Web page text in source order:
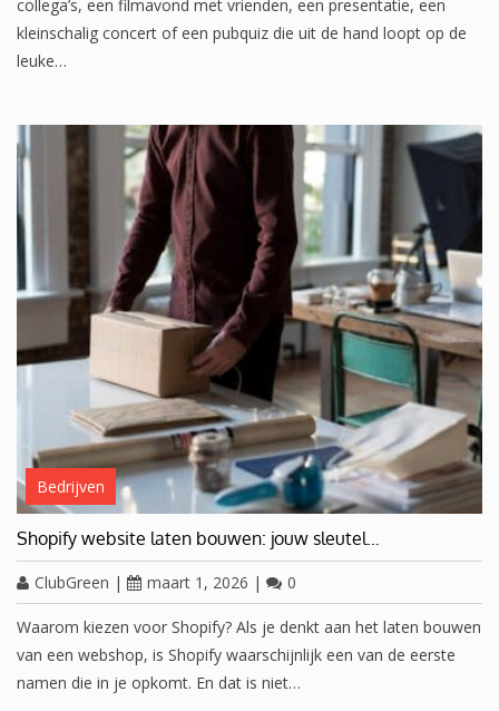
collega’s, een filmavond met vrienden, een presentatie, een
kleinschalig concert of een pubquiz die uit de hand loopt op de
leuke…
Bedrijven
Shopify website laten bouwen: jouw sleutel…
ClubGreen | maart 1, 2026 | 0
Waarom kiezen voor Shopify? Als je denkt aan het laten bouwen
van een webshop, is Shopify waarschijnlijk een van de eerste
namen die in je opkomt. En dat is niet…